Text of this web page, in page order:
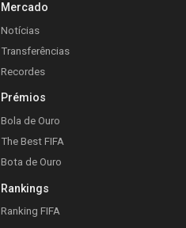
Mercado
Notícias
Transferências
Recordes
Prémios
Bola de Ouro
The Best FIFA
Bota de Ouro
Rankings
Ranking FIFA